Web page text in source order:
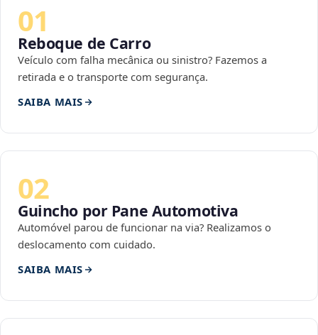
01
Reboque de Carro
Veículo com falha mecânica ou sinistro? Fazemos a
retirada e o transporte com segurança.
SAIBA MAIS
02
Guincho por Pane Automotiva
Automóvel parou de funcionar na via? Realizamos o
deslocamento com cuidado.
SAIBA MAIS